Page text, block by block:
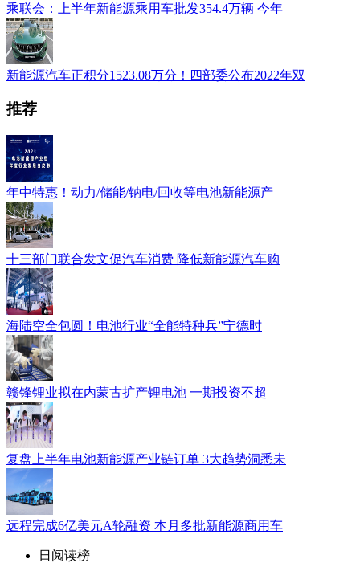
乘联会：上半年新能源乘用车批发354.4万辆 今年
新能源汽车正积分1523.08万分！四部委公布2022年双
推荐
年中特惠！动力/储能/钠电/回收等电池新能源产
十三部门联合发文促汽车消费 降低新能源汽车购
海陆空全包圆！电池行业“全能特种兵”宁德时
赣锋锂业拟在内蒙古扩产锂电池 一期投资不超
复盘上半年电池新能源产业链订单 3大趋势洞悉未
远程完成6亿美元A轮融资 本月多批新能源商用车
日阅读榜